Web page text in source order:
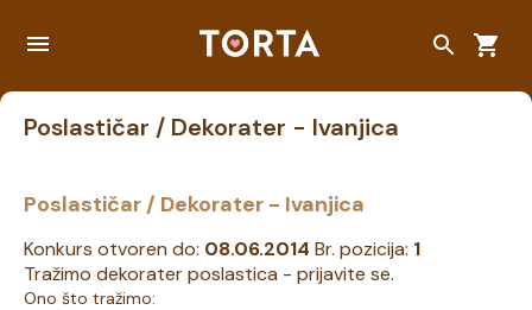
Poslastičar / Dekorater - Ivanjica
Poslastičar / Dekorater - Ivanjica
Konkurs otvoren do: 08.06.2014 Br. pozicija: 1
Tražimo dekorater poslastica - prijavite se.
Ono što tražimo: